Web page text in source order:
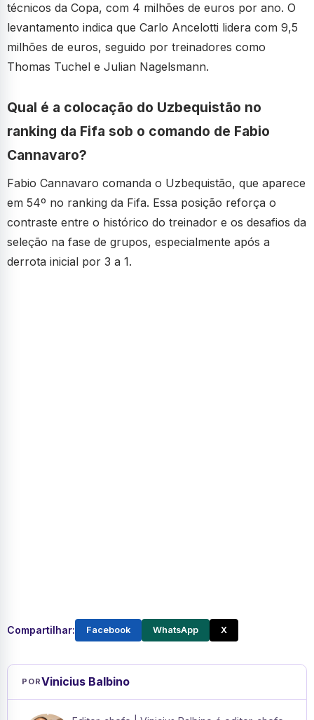
técnicos da Copa, com 4 milhões de euros por ano. O
levantamento indica que Carlo Ancelotti lidera com 9,5
milhões de euros, seguido por treinadores como
Thomas Tuchel e Julian Nagelsmann.
Qual é a colocação do Uzbequistão no
ranking da Fifa sob o comando de Fabio
Cannavaro?
Fabio Cannavaro comanda o Uzbequistão, que aparece
em 54º no ranking da Fifa. Essa posição reforça o
contraste entre o histórico do treinador e os desafios da
seleção na fase de grupos, especialmente após a
derrota inicial por 3 a 1.
Compartilhar: Facebook WhatsApp X
PORVinicius Balbino